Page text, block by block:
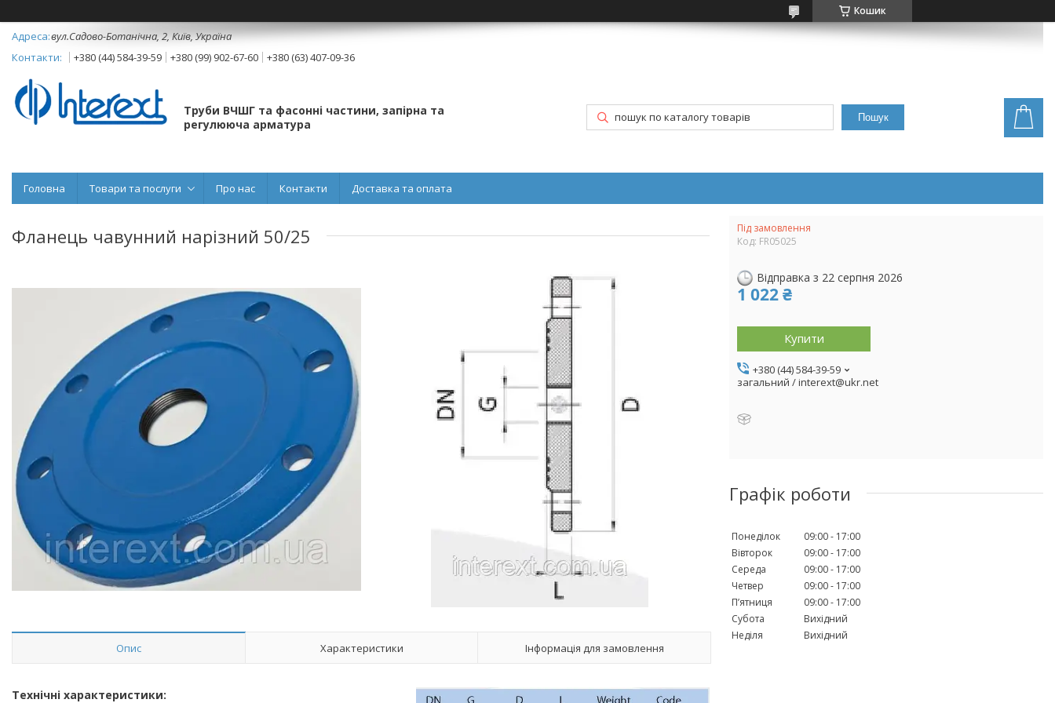
Кошик
вул.Садово-Ботанічна, 2, Київ, Україна
+380 (44) 584-39-59
+380 (99) 902-67-60 +380 (63) 407-09-36
Труби ВЧШГ та фасонні частини, запірна та
регулююча арматура
Пошук
Головна Товари та послуги Про нас Контакти Доставка та оплата
Фланець чавунний нарізний 50/25
Опис Характеристики Інформація для замовлення
Технічні характеристики:
Під замовлення
Код: FR05025
Відправка з 22 серпня 2026
1 022 ₴
Купити
+380 (44) 584-39-59
загальний / interext@ukr.net
Графік роботи
Понеділок 09:00
17:00
Вівторок
09:00
17:00
Середа
09:00
17:00
Четвер
09:00
17:00
Пʼятниця
09:00
17:00
Субота
Вихідний
Неділя
Вихідний